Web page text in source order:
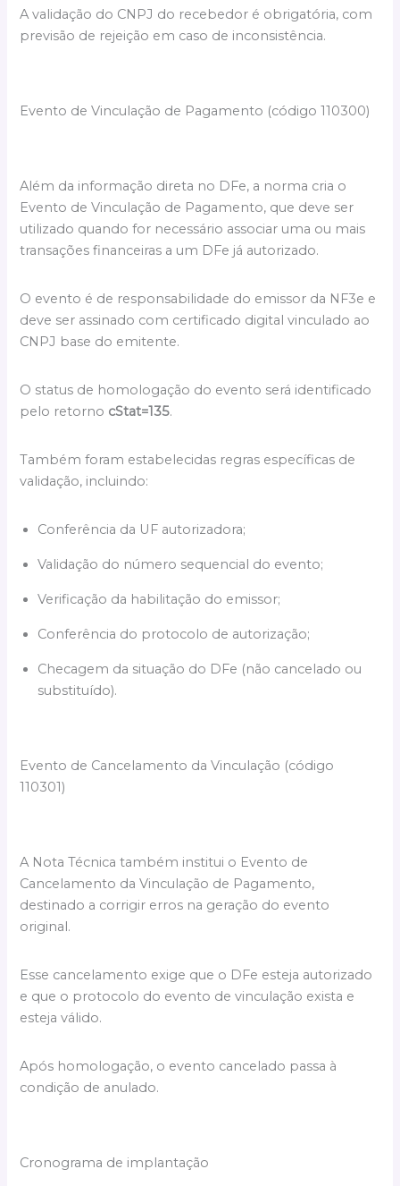
A validação do CNPJ do recebedor é obrigatória, com
previsão de rejeição em caso de inconsistência.
Evento de Vinculação de Pagamento (código 110300)
Além da informação direta no DFe, a norma cria o
Evento de Vinculação de Pagamento, que deve ser
utilizado quando for necessário associar uma ou mais
transações financeiras a um DFe já autorizado.
O evento é de responsabilidade do emissor da NF3e e
deve ser assinado com certificado digital vinculado ao
CNPJ base do emitente.
O status de homologação do evento será identificado
pelo retorno cStat=135.
Também foram estabelecidas regras específicas de
validação, incluindo:
Conferência da UF autorizadora;
Validação do número sequencial do evento;
Verificação da habilitação do emissor;
Conferência do protocolo de autorização;
Checagem da situação do DFe (não cancelado ou
substituído).
Evento de Cancelamento da Vinculação (código
110301)
A Nota Técnica também institui o Evento de
Cancelamento da Vinculação de Pagamento,
destinado a corrigir erros na geração do evento
original.
Esse cancelamento exige que o DFe esteja autorizado
e que o protocolo do evento de vinculação exista e
esteja válido.
Após homologação, o evento cancelado passa à
condição de anulado.
Cronograma de implantação